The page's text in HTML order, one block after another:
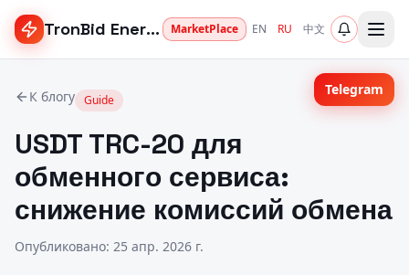
TronBid Energy MarketPlace EN RU 中文
К блогу Guide
USDT TRC-20 для
обменного сервиса:
снижение комиссий обмена
Опубликовано: 25 апр. 2026 г.
Telegram